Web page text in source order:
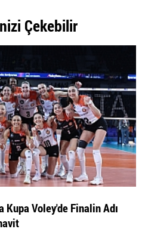
Çekebilir
Kupa Voley'de Finalin Adı